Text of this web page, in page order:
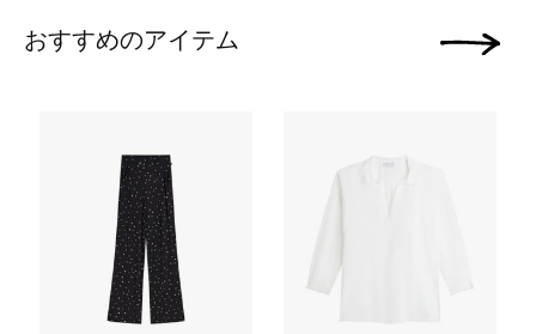
おすすめのアイテム 次の画像